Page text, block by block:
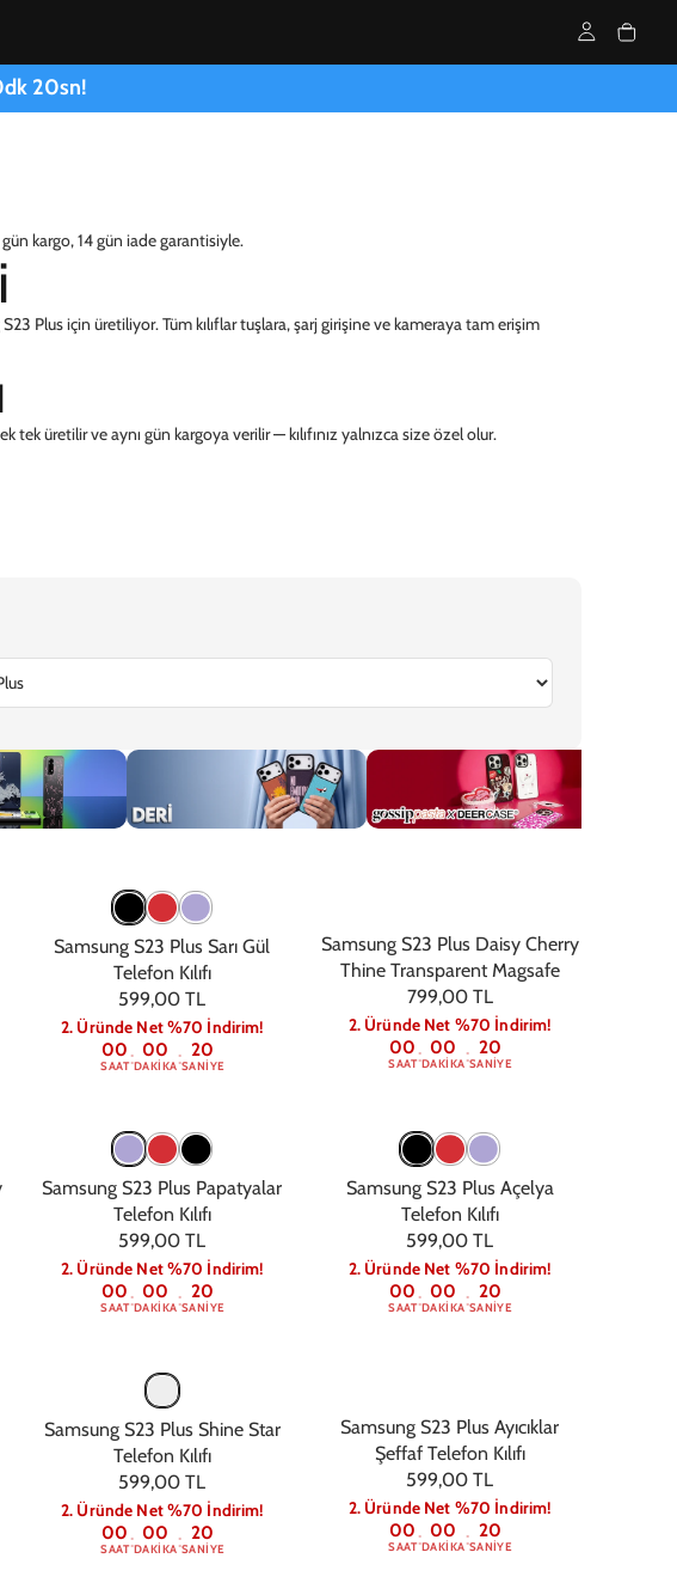
dk19sn!
kargo, 14 gün iade garantisiyle.
Plus için üretiliyor. Tüm kılıflar tuşlara, şarj girişine ve kameraya tam erişim
üretilir ve aynı gün kargoya verilir — kılıfınız yalnızca size özel olur.
Samsung S23 Plus Sarı Gül
Telefon Kılıfı
599,00 TL
2. Üründe Net %70 İndirim!
00
SAAT: 00
DAKIKA: 19
SANIYE
Samsung S23 Plus Daisy Cherry
Thine Transparent Magsafe
799,00 TL
2. Üründe Net %70 İndirim!
00
SAAT: 00
DAKIKA: 19
SANIYE
Samsung S23 Plus Papatyalar
Telefon Kılıfı
599,00 TL
2. Üründe Net %70 İndirim!
00
SAAT: 00
DAKIKA: 19
SANIYE
Samsung S23 Plus Açelya
Telefon Kılıfı
599,00 TL
2. Üründe Net %70 İndirim!
00
SAAT: 00
DAKIKA: 19
SANIYE
Samsung S23 Plus Shine Star
Telefon Kılıfı
599,00 TL
2. Üründe Net %70 İndirim!
00
SAAT: 00
DAKIKA: 19
SANIYE
Samsung S23 Plus Ayıcıklar
Şeffaf Telefon Kılıfı
599,00 TL
2. Üründe Net %70 İndirim!
00
SAAT: 00
DAKIKA: 19
SANIYE